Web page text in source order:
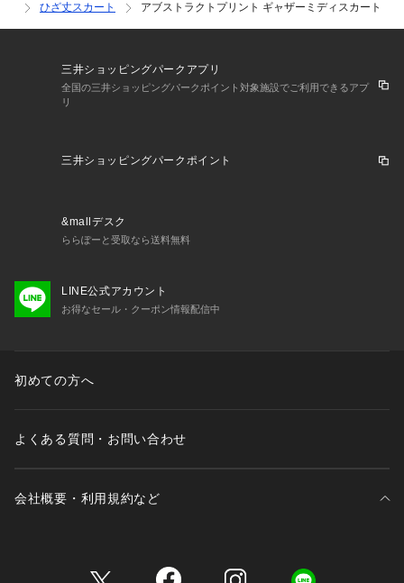
ひざ丈スカート
アブストラクトプリント ギャザーミディスカート
三井ショッピングパークアプリ
全国の三井ショッピングパークポイント対象施設でご利用できるアプ
リ
三井ショッピングパークポイント
&mallデスク
ららぽーと受取なら送料無料
LINE公式アカウント
お得なセール・クーポン情報配信中
初めての方へ
よくある質問・お問い合わせ
会社概要・利用規約など